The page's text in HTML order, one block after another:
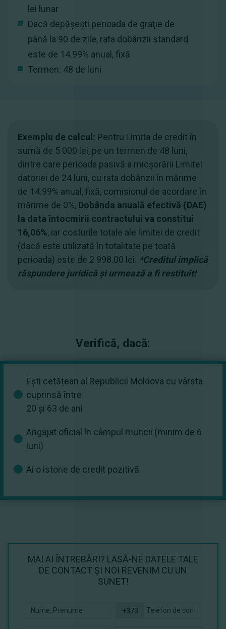
lei lunar
Dacă depășești perioada de graţie de
până la 90 de zile, rata dobânzii standard
este de 14.99% anual, fixă
Termen: 48 de luni
Exemplu de calcul: Pentru Limita de credit în
sumă de 5 000 lei, pe un termen de 48 luni,
dintre care perioada pasivă a micșorării Limitei
datoriei de 24 luni, cu rata dobânzii în mărime
de 14.99% anual, fixă, comisionul de acordare în
mărime de 0%, Dobânda anuală efectivă (DAE)
la data întocmirii contractului va constitui
16,06%, iar costurile totale ale limitei de credit
(dacă este utilizată în totalitate pe toată
perioada) este de 2 998.00 lei. *Creditul implică
răspundere juridică și urmează a fi restituit!
Verifică, dacă:
Ești cetățean al Republicii Moldova cu vârsta
cuprinsă între
20 și 63 de ani
Angajat oficial în câmpul muncii (minim de 6
luni)
Ai o istorie de credit pozitivă
MAI AI ÎNTREBĂRI? LASĂ-NE DATELE TALE
DE CONTACT ŞI NOI REVENIM CU UN
SUNET!
+373